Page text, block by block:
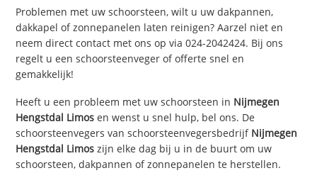
Problemen met uw schoorsteen, wilt u uw dakpannen,
dakkapel of zonnepanelen laten reinigen? Aarzel niet en
neem direct contact met ons op via 024-2042424. Bij ons
regelt u een schoorsteenveger of offerte snel en
gemakkelijk!
Heeft u een probleem met uw schoorsteen in Nijmegen
Hengstdal Limos en wenst u snel hulp, bel ons. De
schoorsteenvegers van schoorsteenvegersbedrijf Nijmegen
Hengstdal Limos zijn elke dag bij u in de buurt om uw
schoorsteen, dakpannen of zonnepanelen te herstellen.